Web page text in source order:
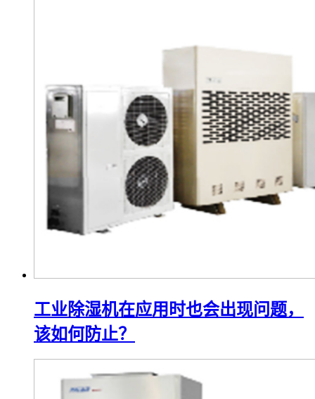
工业除湿机在应用时也会出现问题，
该如何防止？